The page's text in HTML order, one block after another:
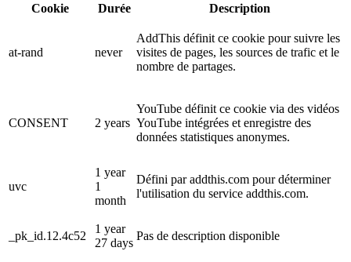
Cookie
Durée Description
at-rand never
AddThis définit ce cookie pour suivre les
visites de pages, les sources de trafic et le
nombre de partages.
CONSENT 2 years
YouTube définit ce cookie via des vidéos
YouTube intégrées et enregistre des
données statistiques anonymes.
uvc
1 year
1
month
Défini par addthis.com pour déterminer
l'utilisation du service addthis.com.
_pk_id.12.4c52
1 year
27 days
Pas de description disponible